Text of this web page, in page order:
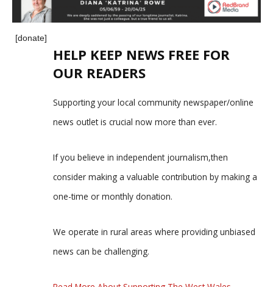
[donate]
HELP KEEP NEWS FREE FOR
OUR READERS
Supporting your local community newspaper/online
news outlet is crucial now more than ever.
If you believe in independent journalism,then
consider making a valuable contribution by making a
one-time or monthly donation.
We operate in rural areas where providing unbiased
news can be challenging.